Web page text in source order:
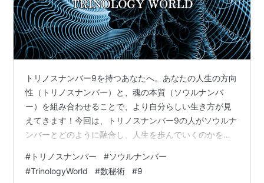
トリノスナンバー9を持つあなたへ。あなたの人生の方向
性（トリノスナンバー）と、魂の本質（ソウルナンバ
ー）を組み合わせることで、より自分らしい生き方が見
えてきます！今回は、トリノスナンバー9の人がソウルナ
ンバーとどのように融合し、人生を歩んでいくのかを詳
ナンバーの影響 🔹 トリノスナンバー9（ライフパスナン
バー9） → 理想主義者で、世界に貢献することを使命と
# トリノスナンバー #ソウルナンバー
#TrinologyWorld #数秘術 #9